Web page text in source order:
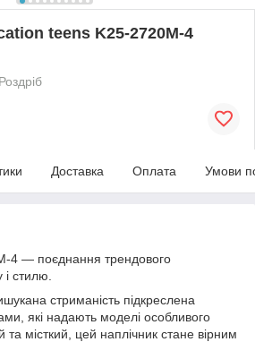
teens K25-2720M-4
Роздріб
Доставка Оплата Умови
4 — поєднання трендового
стилю.
стриманість підкреслена
які надають моделі особливого
та місткий, цей наплічник стане вірним